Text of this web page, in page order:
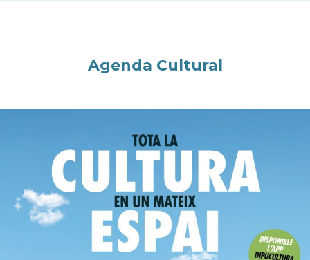
Agenda Cultural